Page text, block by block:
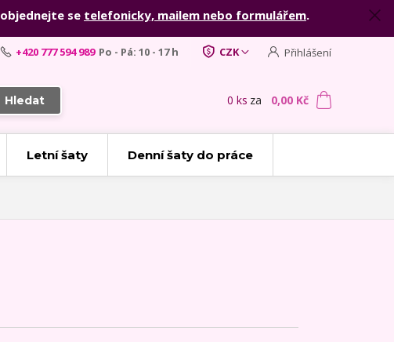
objednejte se telefonicky, mailem nebo formulářem.
CZK Přihlášení
Hledat
+420 777 594 989 Po - Pá: 10 - 17 h
0 ks za 0,00 Kč
Letní šaty Denní šaty do práce